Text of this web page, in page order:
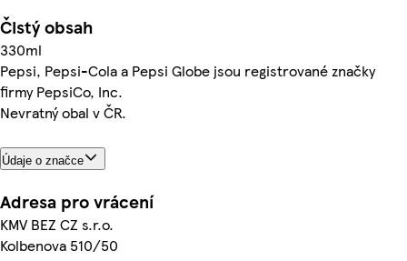
Čistý obsah
330ml
Pepsi, Pepsi-Cola a Pepsi Globe jsou registrované značky
firmy PepsiCo, Inc.
Nevratný obal v ČR.
Údaje o značce
Adresa pro vrácení
KMV BEZ CZ s.r.o.
Kolbenova 510/50